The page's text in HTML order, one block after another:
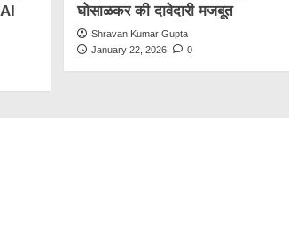
घोसाळकर की दावेदारी मजबूत
Shravan Kumar Gupta
January 22, 2026
0